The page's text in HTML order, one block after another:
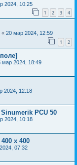
2024, 10:25
1 2 3 4
« 20 мар 2024, 12:59
1 2
мар 2024, 18:49
2024, 12:18
PCU 50
2024, 10:18
x 400
07:32